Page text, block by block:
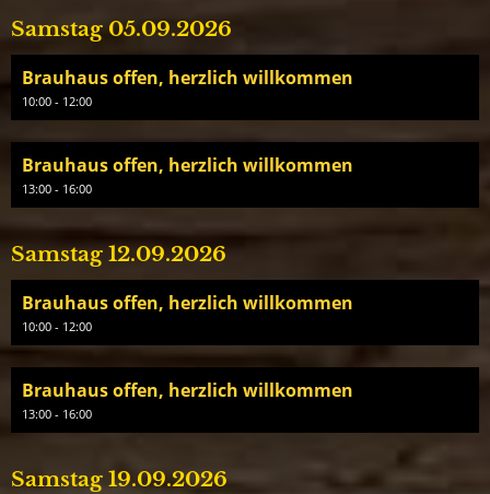
Samstag 05.09.2026
Brauhaus offen, herzlich willkommen
10:00 - 12:00
Brauhaus offen, herzlich willkommen
13:00 - 16:00
Samstag 12.09.2026
Brauhaus offen, herzlich willkommen
10:00 - 12:00
Brauhaus offen, herzlich willkommen
13:00 - 16:00
Samstag 19.09.2026